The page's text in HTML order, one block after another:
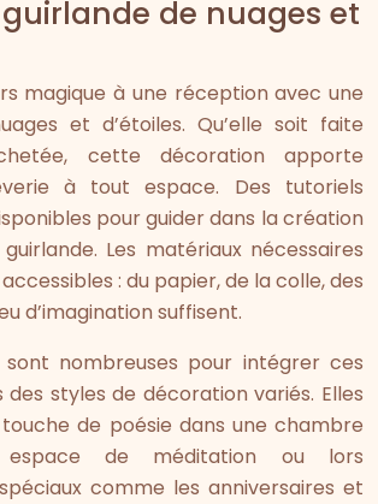
de nuages et
magique à une réception avec une
et d’étoiles. Qu’elle soit faite
cette décoration apporte
à tout espace. Des tutoriels
pour guider dans la création
Les matériaux nécessaires
: du papier, de la colle, des
d’imagination suffisent.
sont nombreuses pour intégrer ces
des styles de décoration variés. Elles
de poésie dans une chambre
espace de méditation ou lors
comme les anniversaires et